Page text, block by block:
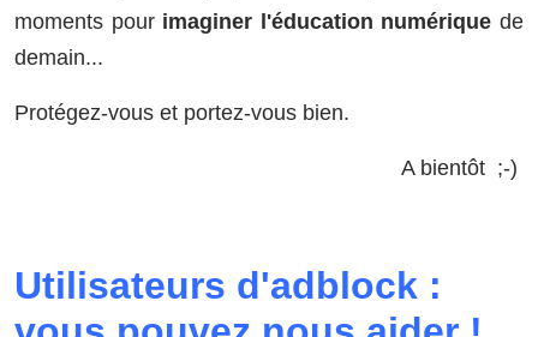
moments pour imaginer l'éducation numérique de
demain...
Protégez-vous et portez-vous bien.
A bientôt ;-)
Utilisateurs d'adblock :